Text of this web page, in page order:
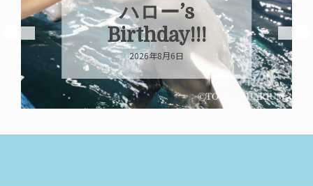
ハロー’s
Birthday!!!
2026年8月6日